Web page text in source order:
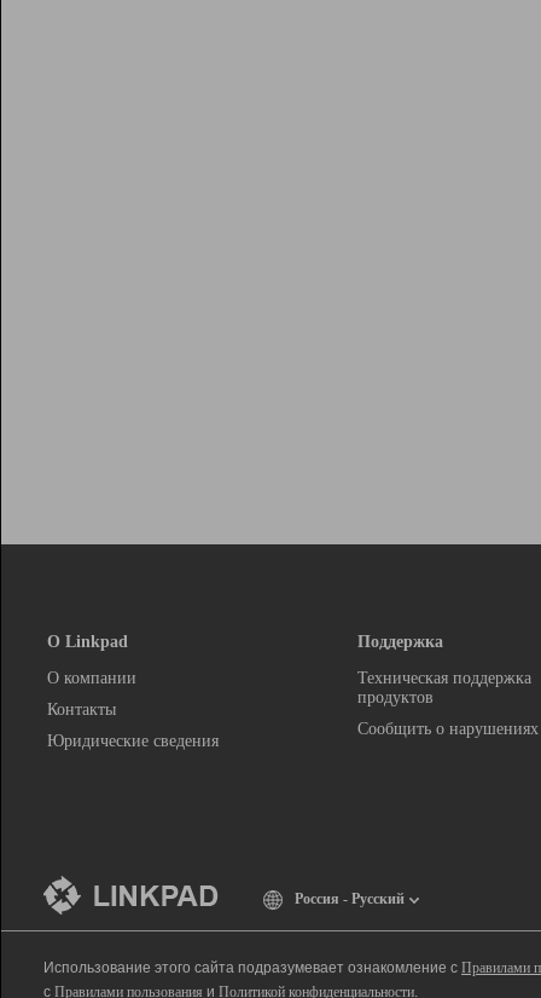
О Linkpad
О компании
Контакты
Юридические сведения
Поддержка
Техническая поддержка
продуктов
Сообщить о нарушениях
Россия - Русский
Использование этого сайта подразумевает ознакомление с Правилами
с Правилами пользования и Политикой конфиденциальности.